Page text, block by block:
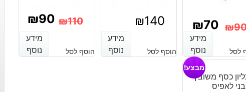
₪
₪70
מידע
נוסף
לסל
מידע
נוסף
₪140
מידע
נוסף
הוסף לסל
מידע
נוסף
₪110
המקורי
₪90
הנוכחי
מידע
נוסף
הוסף לסל
מידע
נוסף
כסף משובץ
לאפיס
מבצע!